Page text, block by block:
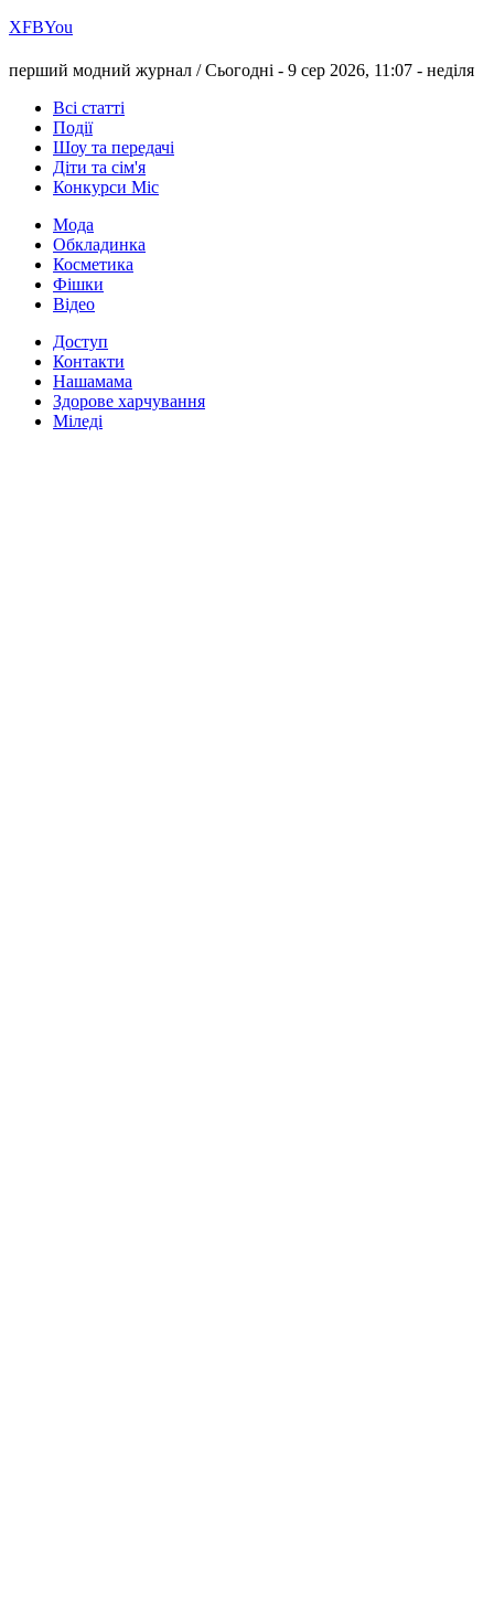
ХFBYou
перший модний журнал /Сьогодні - 9 сер 2026, 11:07 - неділя
Всі статті
Події
Шоу та передачі
Діти та сім'я
Конкурси Міс
Мода
Обкладинка
Косметика
Фішки
Відео
Доступ
Контакти
Нашамама
Здорове харчування
Міледі